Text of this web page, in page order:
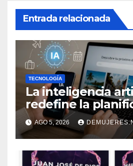
Entrada relacionada
TECNOLOGÍA
La inteligencia
redefine la
viajes: Los
centran sus
expectativas
experiencias
AGO 5, 2026